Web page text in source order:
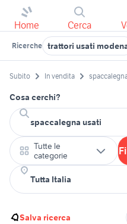
Home Cerca
Ricerche trattori usati
Subito In vendita
Cosa cerchi?
Tutte le
categorie
Salva ricerca